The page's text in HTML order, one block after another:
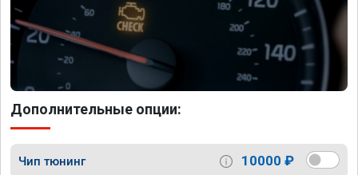
Дополнительные опции:
Чип тюнинг 10000 ₽